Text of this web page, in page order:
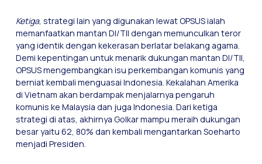
Ketiga, strategi lain yang digunakan lewat OPSUS ialah
memanfaatkan mantan DI/TII dengan memunculkan teror
yang identik dengan kekerasan berlatar belakang agama.
Demi kepentingan untuk menarik dukungan mantan DI/TII,
OPSUS mengembangkan isu perkembangan komunis yang
berniat kembali menguasai Indonesia. Kekalahan Amerika
di Vietnam akan berdampak menjalarnya pengaruh
komunis ke Malaysia dan juga Indonesia. Dari ketiga
strategi di atas, akhirnya Golkar mampu meraih dukungan
besar yaitu 62, 80% dan kembali mengantarkan Soeharto
menjadi Presiden.